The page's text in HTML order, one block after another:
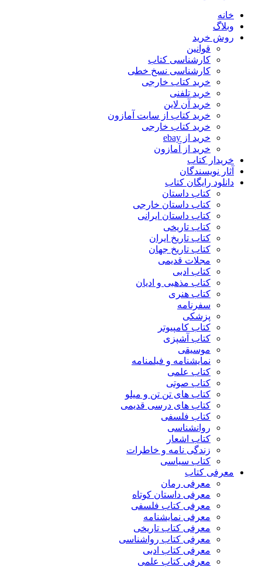
خانه
وبلاگ
روش خرید
قوانین
کارشناسی کتاب
کارشناسی نسخ خطی
خرید کتاب خارجی
خرید تلفنی
خرید آن لاین
خرید کتاب از سایت آمازون
خرید کتاب خارجی
خرید از ebay
خرید از آمازون
خریدار کتاب
آثار نویسندگان
دانلود رایگان کتاب
کتاب داستان
کتاب داستان خارجی
کتاب داستان ایرانی
کتاب تاریخی
کتاب تاریخ ایران
کتاب تاریخ جهان
مجلات قدیمی
کتاب ادبی
کتاب مذهبی و ادیان
کتاب هنری
سفرنامه
پزشکی
کتاب کامپیوتر
کتاب آشپزی
موسیقی
نمایشنامه و فیلمنامه
کتاب علمی
کتاب صوتی
کتاب های تن تن و میلو
کتاب های درسی قدیمی
کتاب فلسفی
روانشناسی
کتاب اشعار
زندگی نامه و خاطرات
کتاب سیاسی
معرفی کتاب
معرفی رمان
معرفی داستان کوتاه
معرفی کتاب فلسفی
معرفی نمایشنامه
معرفی کتاب تاریخی
معرفی کتاب رواشناسی
معرفی کتاب ادبی
معرفی کتاب علمی